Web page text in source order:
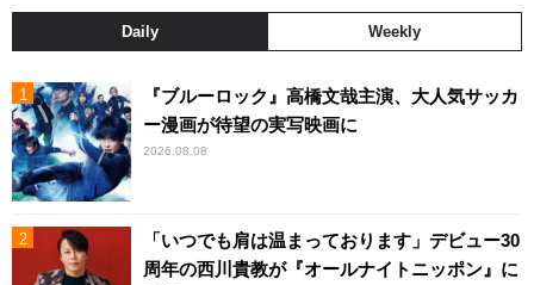
Daily Weekly
『ブルーロック』高橋文哉主演、大人気サッカ
ー漫画が待望の実写映画に
2026.08.08
「いつでも肩は温まっております」デビュー30
周年の西川貴教が『オールナイトニッポン』に